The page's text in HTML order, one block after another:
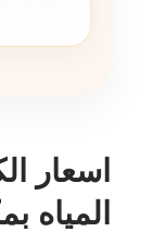
اسعار
المياه